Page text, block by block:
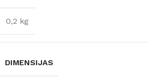
0,2 kg
DIMENSIJAS